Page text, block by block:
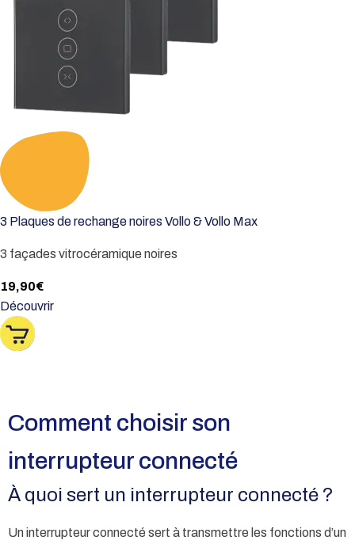
3 Plaques de rechange noires Vollo & Vollo Max
3 façades vitrocéramique noires
19,90€
Découvrir
Comment choisir son
interrupteur connecté
À quoi sert un interrupteur connecté ?
Un interrupteur connecté sert à transmettre les fonctions d’un